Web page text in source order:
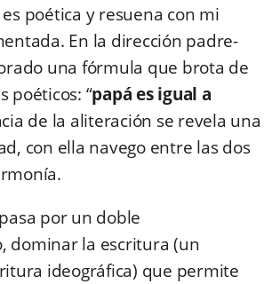
poética y resuena con mi
En la dirección padre-
una fórmula que brota de
poéticos: “papá es igual a
de la aliteración se revela una
con ella navego entre las dos
por un doble
dominar la escritura (un
ideográfica) que permite